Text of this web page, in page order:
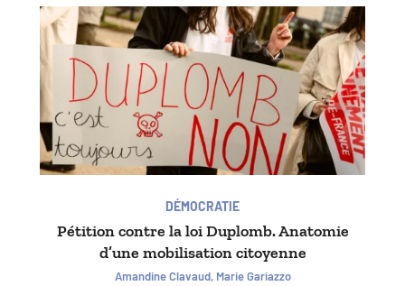
DÉMOCRATIE
Pétition contre la loi Duplomb. Anatomie
d’une mobilisation citoyenne
Amandine Clavaud, Marie Gariazzo